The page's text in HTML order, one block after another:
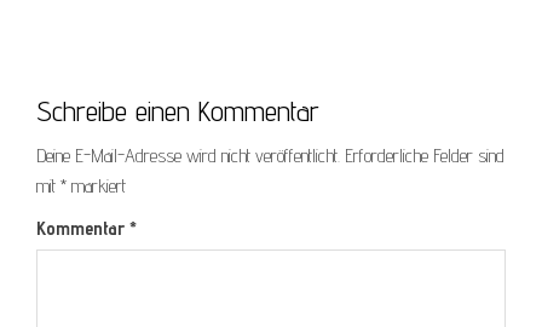
Schreibe einen Kommentar
Deine E-Mail-Adresse wird nicht veröffentlicht. Erforderliche Felder sind
mit * markiert
Kommentar *